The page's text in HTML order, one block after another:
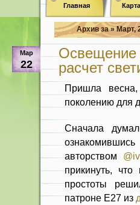
Главная
Архив за » Март,
Мар
22
Освещение
расчет
Пришла
поколению для
Сначала
авторством
прикинуть,
простоты
патроне Е27 из